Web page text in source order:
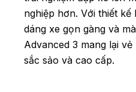
nghiệp hơn. Với thiết
dáng xe gọn gàng và
Advanced 3 mang lại
sắc sảo và cao cấp.